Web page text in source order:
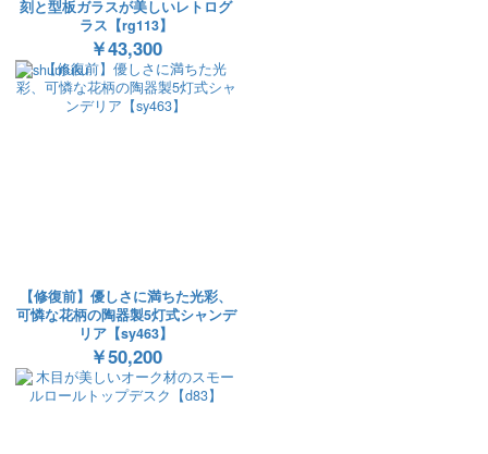
刻と型板ガラスが美しいレトログ
ラス【rg113】
￥43,300
【修復前】優しさに満ちた光彩、
可憐な花柄の陶器製5灯式シャンデ
リア【sy463】
￥50,200